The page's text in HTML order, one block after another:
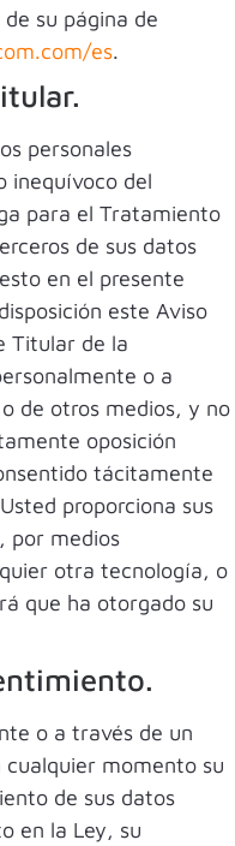
su página de
es.
personales
inequívoco del
para el Tratamiento
de sus datos
en el presente
este Aviso
Titular de la
o a
de otros medios, y no
oposición
tácitamente
proporciona sus
por medios
otra tecnología, o
que ha otorgado su
o a través de un
momento su
de sus datos
en la Ley, su